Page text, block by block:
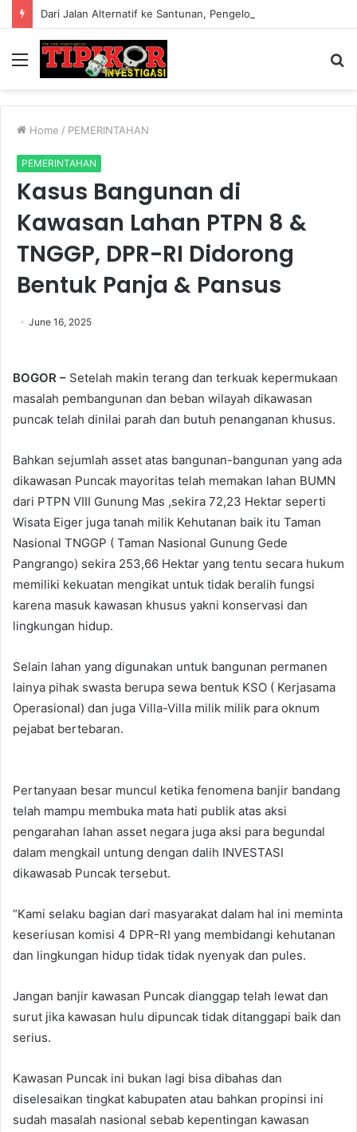
Menu
Home / PEMERINTAHAN
PEMERINTAHAN
Kasus Bangunan di
Kawasan Lahan PTPN 8 &
TNGGP, DPR-RI Didorong
Bentuk Panja & Pansus
June 16, 2025
BOGOR – Setelah makin terang dan terkuak kepermukaan
masalah pembangunan dan beban wilayah dikawasan
puncak telah dinilai parah dan butuh penanganan khusus.
Bahkan sejumlah asset atas bangunan-bangunan yang ada
dikawasan Puncak mayoritas telah memakan lahan BUMN
dari PTPN VIII Gunung Mas ,sekira 72,23 Hektar seperti
Wisata Eiger juga tanah milik Kehutanan baik itu Taman
Nasional TNGGP ( Taman Nasional Gunung Gede
Pangrango) sekira 253,66 Hektar yang tentu secara hukum
memiliki kekuatan mengikat untuk tidak beralih fungsi
karena masuk kawasan khusus yakni konservasi dan
lingkungan hidup.
Selain lahan yang digunakan untuk bangunan permanen
lainya pihak swasta berupa sewa bentuk KSO ( Kerjasama
Operasional) dan juga Villa-Villa milik milik para oknum
pejabat bertebaran.
Pertanyaan besar muncul ketika fenomena banjir bandang
telah mampu membuka mata hati publik atas aksi
pengarahan lahan asset negara juga aksi para begundal
dalam mengkail untung dengan dalih INVESTASI
dikawasab Puncak tersebut.
“Kami selaku bagian dari masyarakat dalam hal ini meminta
keseriusan komisi 4 DPR-RI yang membidangi kehutanan
dan lingkungan hidup tidak tidak nyenyak dan pules.
Jangan banjir kawasan Puncak dianggap telah lewat dan
surut jika kawasan hulu dipuncak tidak ditanggapi baik dan
serius.
Kawasan Puncak ini bukan lagi bisa dibahas dan
diselesaikan tingkat kabupaten atau bahkan propinsi ini
sudah masalah nasional sebab kepentingan kawasan